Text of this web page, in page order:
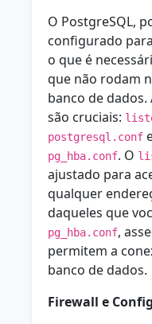
O PostgreSQL,
configurado
o que é
que não rodam
banco de
são cruciais:
postgresql.conf
pg_hba.conf. O
ajustado para
qualquer
daqueles que
pg_hba.conf,
permitem a
banco de dados.
Firewall e